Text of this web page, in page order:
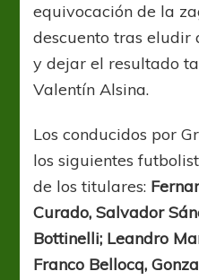
equivocación de la
descuento tras eludir
y dejar el resultado
Valentín Alsina.
Los conducidos por
los siguientes
de los titulares:
Curado, Salvador
Bottinelli; Leandro
Franco Bellocq,